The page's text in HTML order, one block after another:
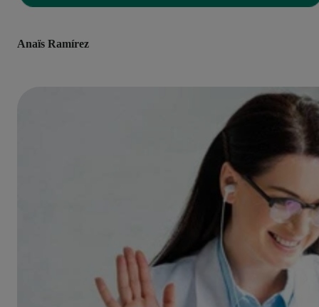
Anaïs Ramírez